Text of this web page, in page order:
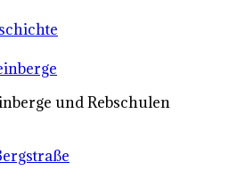
und Rebschulen